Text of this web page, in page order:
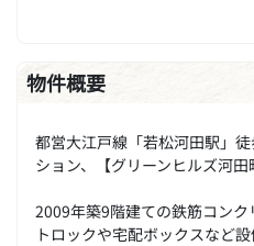
物件概要
都営大江戸線「若松河田駅」
ション、【グリーンヒルズ河田
2009年築9階建ての鉄筋コン
トロックや宅配ボックスなど設